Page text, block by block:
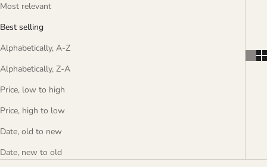
Most relevant
Best selling
Alphabetically, A-Z
Alphabetically, Z-A
Price, low to high
Price, high to low
Date, old to new
Date, new to old